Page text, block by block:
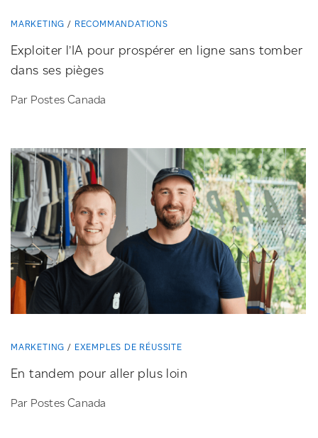
MARKETING RECOMMANDATIONS
Exploiter l’IA pour prospérer en ligne sans tomber
dans ses pièges
Par Postes Canada
MARKETING EXEMPLES DE RÉUSSITE
En tandem pour aller plus loin
Par Postes Canada